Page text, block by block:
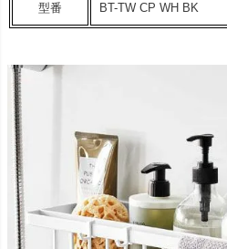
型番 BT-TW CP WH BK